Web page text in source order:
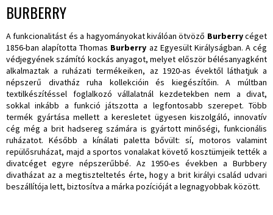
BURBERRY
A funkcionalitást és a hagyományokat kiválóan ötvöző Burberrycéget
1856-ban alapította Thomas Burberry az Egyesült Királyságban. A cég
védjegyének számító kockás anyagot, melyet először bélésanyagként
alkalmaztak a ruházati termékeiken, az 1920-as évektől láthatjuk a
népszerű divatház ruha kollekcióin és kiegészítőin. A múltban
textilkészítéssel foglalkozó vállalatnál kezdetekben nem a divat,
sokkal inkább a funkció játszotta a legfontosabb szerepet. Több
termék gyártása mellett a keresletet ügyesen kiszolgáló, innovatív
cég még a brit hadsereg számára is gyártott minőségi, funkcionális
ruházatot. Később a kínálati paletta bővült: sí, motoros valamint
repülősruházat, majd a sportos vonalakat követő kosztümjeik tették a
divatcéget egyre népszerűbbé. Az 1950-es években a Burbbery
divatházat az a megtiszteltetés érte, hogy a brit királyi család udvari
beszállítója lett, biztosítva a márka pozícióját a legnagyobbak között.